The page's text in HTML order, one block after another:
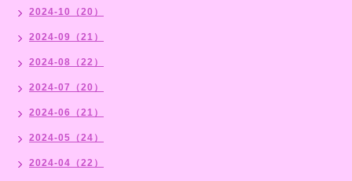
2024-10（20）
2024-09（21）
2024-08（22）
2024-07（20）
2024-06（21）
2024-05（24）
2024-04（22）